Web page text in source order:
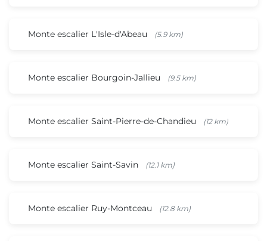
Monte escalier L'Isle-d'Abeau (5.9 km)
Monte escalier Bourgoin-Jallieu (9.5 km)
Monte escalier Saint-Pierre-de-Chandieu (12 km)
Monte escalier Saint-Savin (12.1 km)
Monte escalier Ruy-Montceau (12.8 km)